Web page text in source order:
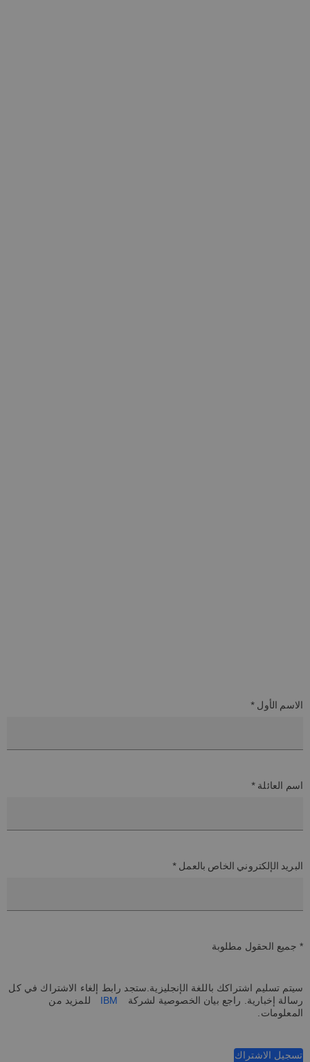
الاسم الأول *
اسم العائلة *
البريد الإلكتروني الخاص بالعمل *
* جميع الحقول مطلوبة
سيتم تسليم اشتراكك باللغة الإنجليزية.ستجد رابط إلغاء الاشتراك في كل
رسالة إخبارية. راجع بيان الخصوصية لشركة
للمزيد من
المعلومات.
تسجيل الاشتراك